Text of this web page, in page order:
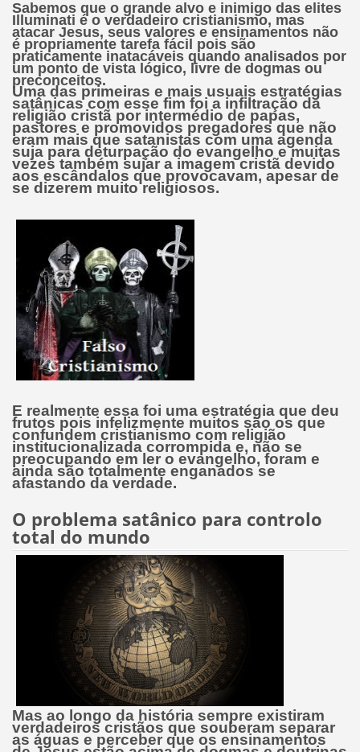
Sabemos que o grande alvo e inimigo das elites
Illuminati é o verdadeiro cristianismo, mas
atacar Jesus, seus valores e ensinamentos não
é propriamente tarefa fácil pois são
praticamente inatacáveis quando analisados por
um ponto de vista lógico, livre de dogmas ou
preconceitos.
Uma das primeiras e mais usuais estratégias
satânicas com esse fim foi a infiltração da
religião cristã por intermédio de papas,
pastores e promovidos pregadores que não
eram mais que satanistas com uma agenda
suja para deturpação do evangelho e muitas
vezes também sujar a imagem cristã devido
aos escândalos que provocavam, apesar de
se dizerem muito religiosos.
E realmente essa foi uma estratégia que deu
frutos pois infelizmente muitos são os que
confundem cristianismo com religião
institucionalizada corrompida e, não se
preocupando em ler o evangelho, foram e
ainda são totalmente enganados se
afastando da verdade.
O problema satânico para controlo
total do mundo
Mas ao longo da história sempre existiram
verdadeiros cristãos que souberam separar
as águas e perceber que os ensinamentos